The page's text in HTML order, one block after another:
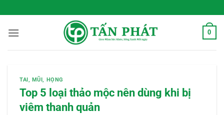
qua
nội
0
TAI, MŨI, HỌNG
Top 5 loại thảo mộc nên dùng khi bị
viêm thanh quản